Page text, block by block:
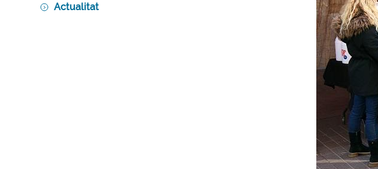
Actualitat